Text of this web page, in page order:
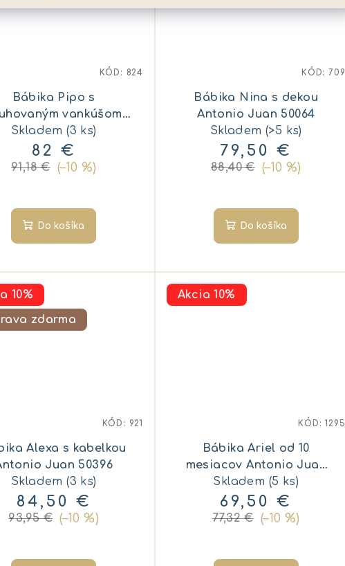
Bábika Pipo s
vankúšom
Antonio Juan 33234
Skladem(3 ks)
82 €
91,18 € (–10 %)
Do košíka
KÓD: 824
Bábika Nina s dekou
Antonio Juan 50064
Skladem (>5 ks)
79,50 €
88,40 € (–10 %)
Do košíka
KÓD:709
10%
zdarma
Alexa s kabelkou
Juan 50396
Skladem(3 ks)
84,50 €
93,95 € (–10 %)
KÓD: 921
Akcia 10%
Bábika Ariel od 10
mesiacov Antonio Juan
86321 organická
Skladem (5 ks)
69,50 €
77,32 € (–10 %)
KÓD:1295